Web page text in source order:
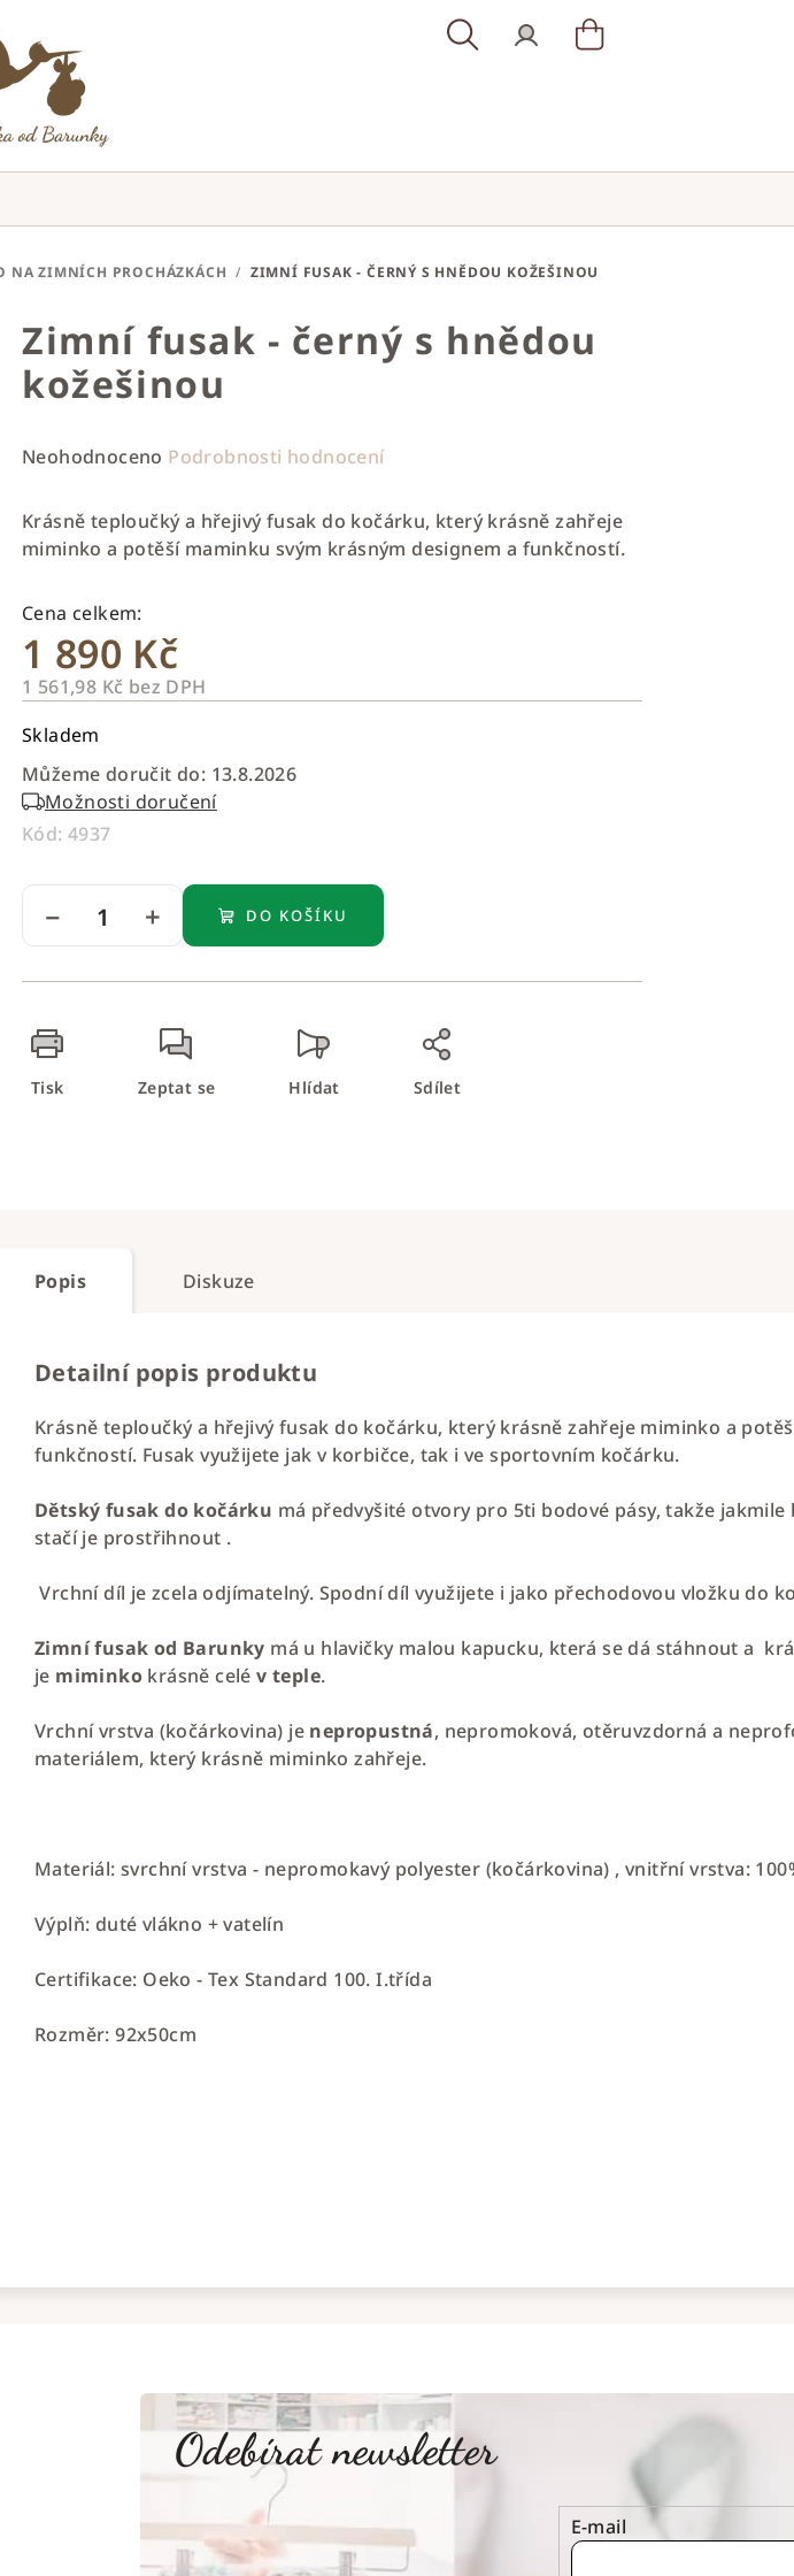
NA ZIMNÍCH PROCHÁZKÁCH / ZIMNÍ FUSAK - ČERNÝ S HNĚDOU KOŽEŠINOU
Zimní fusak - černý s hnědou
kožešinou
Průměrné
produktu
5
hvězdiček.
Neohodnoceno Podrobnosti hodnocení
Krásně teploučký a hřejivý fusak do kočárku, který krásně zahřeje
miminko a potěší maminku svým krásným designem a funkčností.
1 890 Kč
1 561,98 Kč bez DPH
cena:
Skladem
Můžeme doručit do: 13.8.2026
Možnosti doručení
Kód: 4937
+
− DO KOŠÍKU
Tisk Zeptat se Hlídat Sdílet
Popis Diskuze
Detailní popis produktu
Krásně teploučký a hřejivý fusak do kočárku, který krásně zahřeje miminko a
funkčností. Fusak využijete jak v korbičce, tak i ve sportovním kočárku.
Dětský fusak do kočárku má předvyšité otvory pro 5ti bodové pásy, takže
stačí je prostřihnout .
Vrchní díl je zcela odjímatelný. Spodní díl využijete i jako přechodovou vložku do
Zimní fusak od Barunky má u hlavičky malou kapucku, která se dá stáhnout a
je miminko krásně celé v teple.
Vrchní vrstva (kočárkovina) je nepropustná, nepromoková, otěruvzdorná a
materiálem, který krásně miminko zahřeje.
Materiál: svrchní vrstva - nepromokavý polyester (kočárkovina) , vnitřní vrstva:
Výplň: duté vlákno + vatelín
Certifikace: Oeko - Tex Standard 100. I.třída
Rozměr: 92x50cm
Odebírat newsletter
E-mail